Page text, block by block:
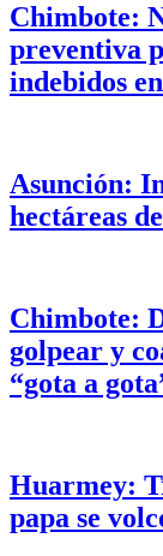
Chimbote:
preventiva
indebidos
Asunción:
hectáreas
Chimbote:
golpear y
“gota a
Huarmey:
papa se